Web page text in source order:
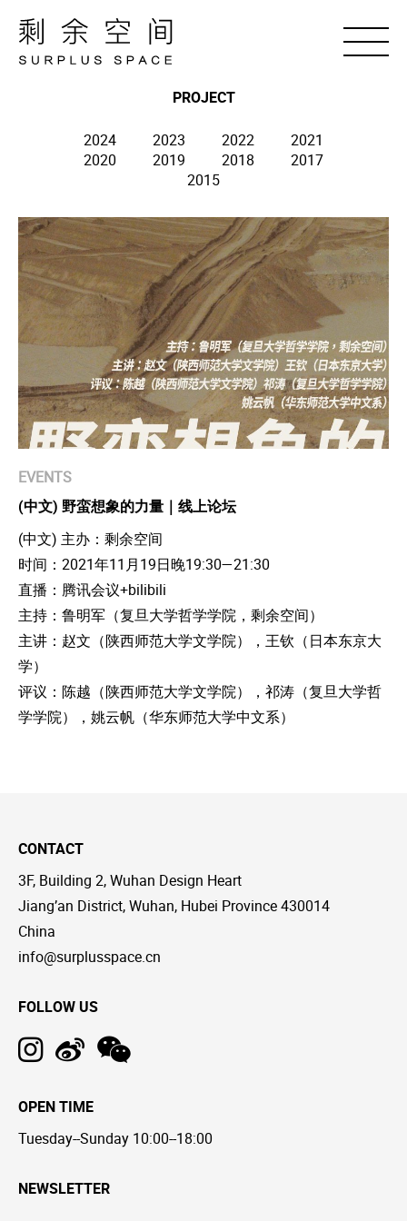
PROJECT
2024 2023 2022
2021
2020
2019 2018
2017
2015
EVENTS
(中文) 野蛮想象的力量｜线上论坛
(中文) 主办：剩余空间
时间：2021年11月19日晚19:30—21:30
直播：腾讯会议+bilibili
主持：鲁明军（复旦大学哲学学院，剩余空间）
主讲：赵文（陕西师范大学文学院），王钦（日本东京大
学）
评议：陈越（陕西师范大学文学院），祁涛（复旦大学哲
学学院），姚云帆（华东师范大学中文系）
CONTACT
3F, Building 2, Wuhan Design Heart
Jiang’an District, Wuhan, Hubei Province 430014
China
info@surplusspace.cn
FOLLOW US
OPEN TIME
Tuesday--Sunday 10:00--18:00
NEWSLETTER